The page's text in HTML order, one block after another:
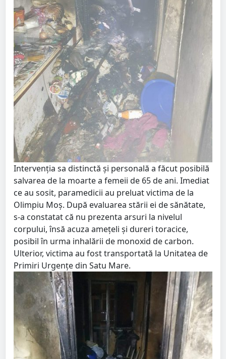
Intervenţia sa distinctă şi personală a făcut posibilă
salvarea de la moarte a femeii de 65 de ani. Imediat
ce au sosit, paramedicii au preluat victima de la
Olimpiu Moş. După evaluarea stării ei de sănătate,
s-a constatat că nu prezenta arsuri la nivelul
corpului, însă acuza ameţeli şi dureri toracice,
posibil în urma inhalării de monoxid de carbon.
Ulterior, victima au fost transportată la Unitatea de
Primiri Urgențe din Satu Mare.